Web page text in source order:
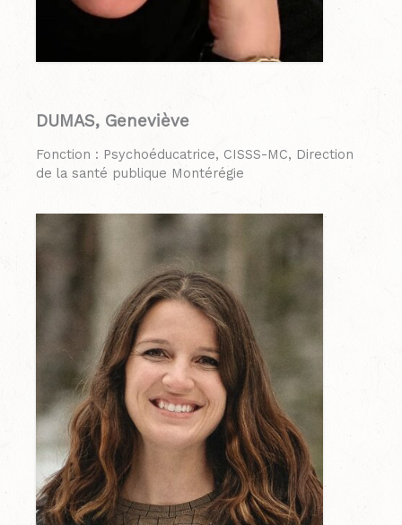
DUMAS, Geneviève
Fonction : Psychoéducatrice, CISSS-MC, Direction
de la santé publique Montérégie